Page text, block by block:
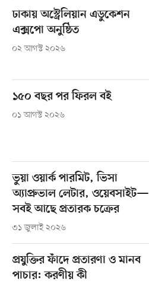
ঢাকায় অস্ট্রেলিয়ান এডুকেশন
এক্সপো অনুষ্ঠিত
০২ আগস্ট ২০২৬
১৫০ বছর পর ফিরল বই
০১ আগস্ট ২০২৬
ভুয়া ওয়ার্ক পারমিট, ভিসা
অ্যাপ্রুভাল লেটার, ওয়েবসাইট—
সবই আছে প্রতারক চক্রের
৩১ জুলাই ২০২৬
প্রযুক্তির ফাঁদে প্রতারণা ও মানব
পাচার: করণীয় কী